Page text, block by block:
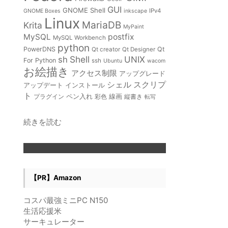
GNOME Boxes GNOME Shell GUI inkscape IPv4
Krita Linux MariaDB MyPaint
MySQL MySQL Workbench postfix
PowerDNS python Qt creator Qt Designer Qt
For Python sh Shell ssh Ubuntu UNIX wacom
お絵描き アクセス制限 アップグレード
アップデート インストール シェル スクリプ
ト
プラグイン ペン入れ 彩色 線画 縦書き 転写
続きを読む
ー
タ
ー
成
SQL
【PR】Amazon
コスパ最強ミニPC N150
生活応援米
サーキュレーター